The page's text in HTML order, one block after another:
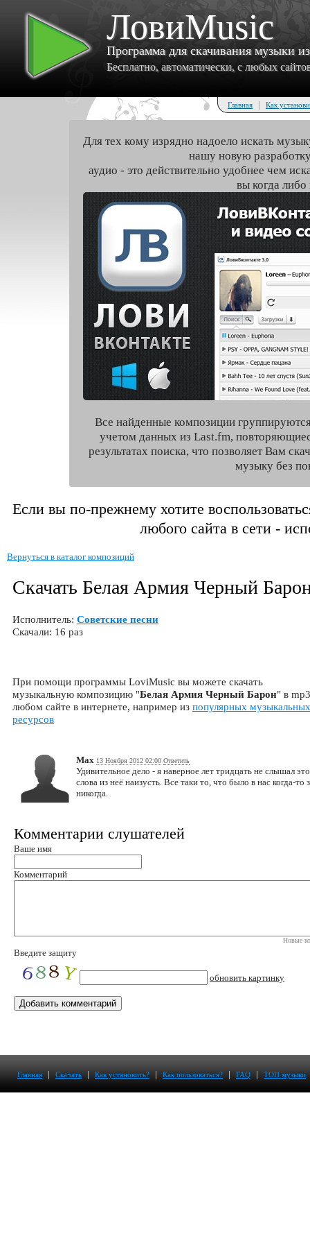
ЛовиMusic
Программа для скачивания музыки
Бесплатно, автоматически, с любых
Главная | Как
Для тех кому изрядно надоело искать
нашу новую
аудио - это действительно удобнее чем
вы когда либо
Все найденные композиции
учетом данных из Last.fm,
результатах поиска, что позволяет Вам
музыку без
Если вы по-прежнему хотите
любого сайта в сети -
Вернуться в каталог композиций
Скачать Белая Армия Черный
Исполнитель: Советские песни
Скачали: 16 раз
При помощи программы LoviMusic вы можете скачать
музыкальную композицию "Белая Армия Черный Барон" в
любом сайте в интернете, например из популярных музыкальных
ресурсов
Max 13 Ноября 2012 02:00 Ответить
Удивительное дело - я наверное лет тридцать не слышал
слова из неё наизусть. Все таки то, что было в нас когда-
никогда.
Комментарии слушателей
Ваше имя
Комментарий
Новые
Введите защиту
обновить картинку
Главная | Скачать | Как установить? | Как пользоваться? | FAQ | ТОП музыки